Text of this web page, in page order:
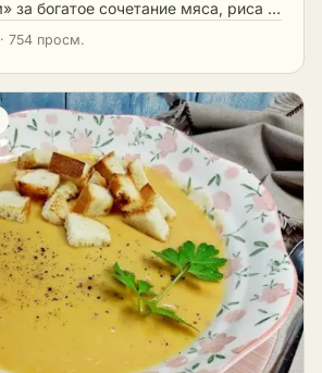
составу.
подбора по сезонным
чтобы каждый суп
получился с первого
за богатое сочетание мяса, риса …
· 754 просм.